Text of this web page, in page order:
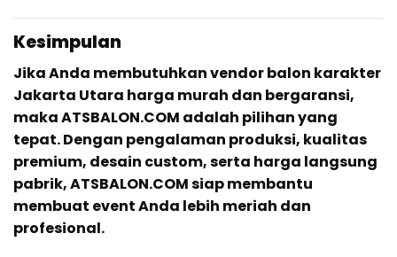
Kesimpulan
Jika Anda membutuhkan vendor balon karakter
Jakarta Utara harga murah dan bergaransi,
maka ATSBALON.COM adalah pilihan yang
tepat. Dengan pengalaman produksi, kualitas
premium, desain custom, serta harga langsung
pabrik, ATSBALON.COM siap membantu
membuat event Anda lebih meriah dan
profesional.